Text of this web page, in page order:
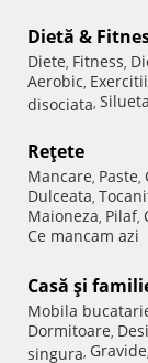
Dietă &
Diete, Fitness,
Aerobic,
disociata, Silueta
Reţete
Mancare, Paste,
Dulceata,
Maioneza, Pilaf,
Ce mancam azi
Casă şi
Mobila
Dormitoare,
singura, Gravide,